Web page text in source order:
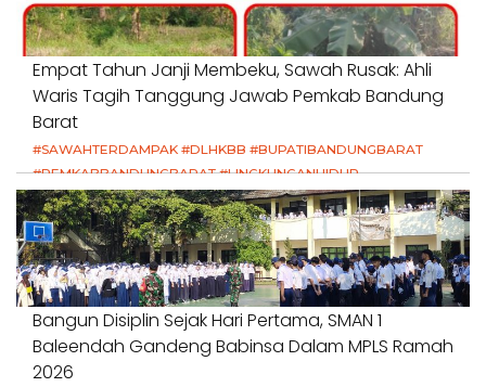
Empat Tahun Janji Membeku, Sawah Rusak: Ahli
Waris Tagih Tanggung Jawab Pemkab Bandung
Barat
#SAWAHTERDAMPAK #DLHKBB #BUPATIBANDUNGBARAT
#PEMKABBANDUNGBARAT #LINGKUNGANHIDUP
#HAKPETANI #KEADILANUNTUKPETANI
#NORMALISASISALURAN #IRIGASIRUSAK
#DUGAANPENCEMARAN #AKUNTABILITASPEMERINTAH
18 Juli 2026
Bangun Disiplin Sejak Hari Pertama, SMAN 1
Baleendah Gandeng Babinsa Dalam MPLS Ramah
2026